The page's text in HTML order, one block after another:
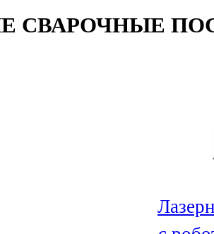
СВАРОЧНЫЕ